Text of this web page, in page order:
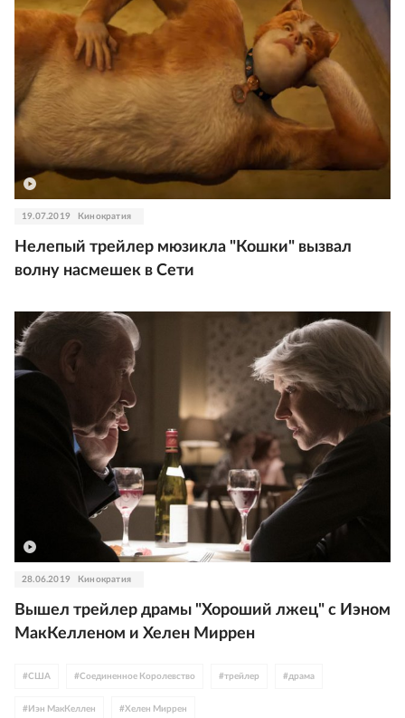
19.07.2019 Кинократия
Нелепый трейлер мюзикла "Кошки" вызвал
волну насмешек в Сети
28.06.2019 Кинократия
Вышел трейлер драмы "Хороший лжец" с Иэном
МакКелленом и Хелен Миррен
#США #Соединенное Королевство #трейлер # драма
# Иэн МакКеллен #Хелен Миррен